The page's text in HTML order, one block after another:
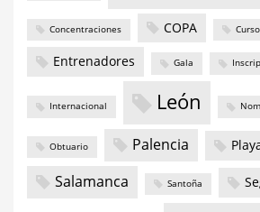
Concentraciones COPA
Entrenadores Gala
Internacional León
Obtuario Palencia
Salamanca Santoña